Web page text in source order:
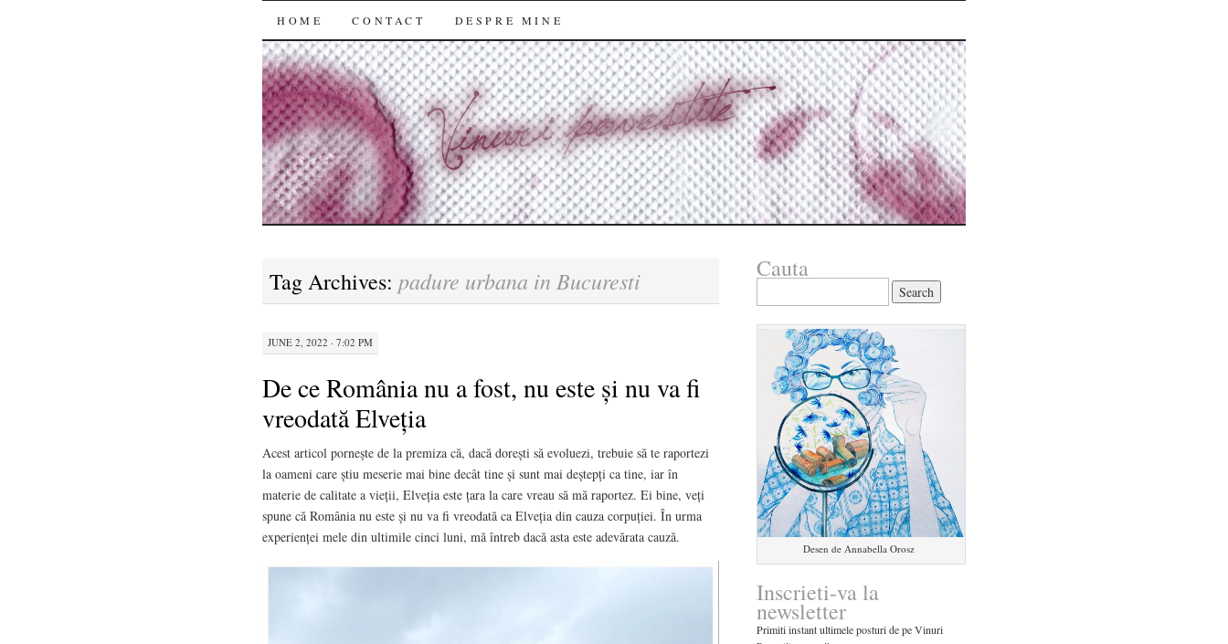
SKIP
TO
CONTENT
HOME CONTACT DESPRE MINE
Tag Archives: padure urbana in Bucuresti
JUNE 2, 2022 · 7:02 PM
De ce România nu a fost, nu este și nu va fi
vreodată Elveția
Acest articol pornește de la premiza că, dacă dorești să evoluezi, trebuie să te raportezi
la oameni care știu meserie mai bine decât tine și sunt mai deștepți ca tine, iar în
materie de calitate a vieții, Elveția este țara la care vreau să mă raportez. Ei bine, veți
spune că România nu este și nu va fi vreodată ca Elveția din cauza corpuției. În urma
experienței mele din ultimile cinci luni, mă întreb dacă asta este adevărata cauză.
Cauta
Desen de Annabella Orosz
Inscrieti-va la
newsletter
Primiti instant ultimele posturi de pe Vinuri